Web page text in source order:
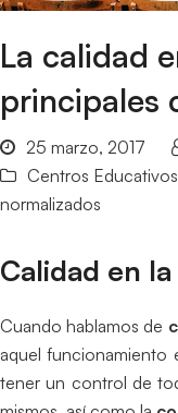
La calidad
principales
25 marzo, 2017
Centros Educativos
normalizados
Calidad en
Cuando hablamos de
aquel funcionamiento
tener un control de